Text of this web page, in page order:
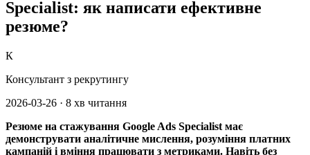
Specialist: як написати ефективне
резюме?
К
Консультант з рекрутингу
2026-03-26 · 8 хв читання
Резюме на стажування Google Ads Specialist має
демонструвати аналітичне мислення, розуміння платних
кампаній і вміння працювати з метриками. Навіть без